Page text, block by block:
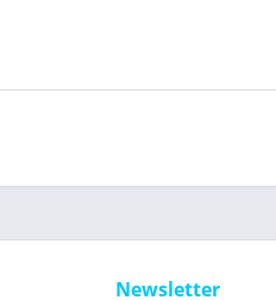
Newsletter